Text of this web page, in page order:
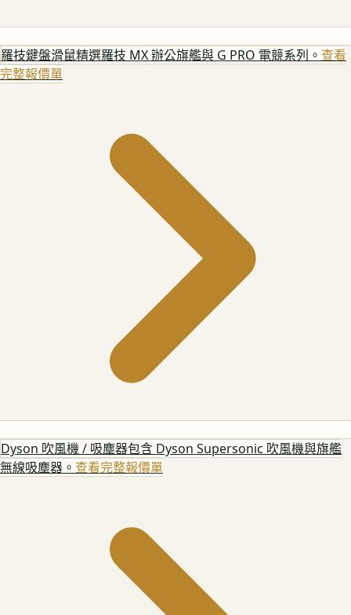
羅技鍵盤滑鼠精選羅技 MX 辦公旗艦與 G PRO 電競系列。 查看
完整報價單
Dyson 吹風機 / 吸塵器包含 Dyson Supersonic 吹風機與旗艦
無線吸塵器。 查看完整報價單